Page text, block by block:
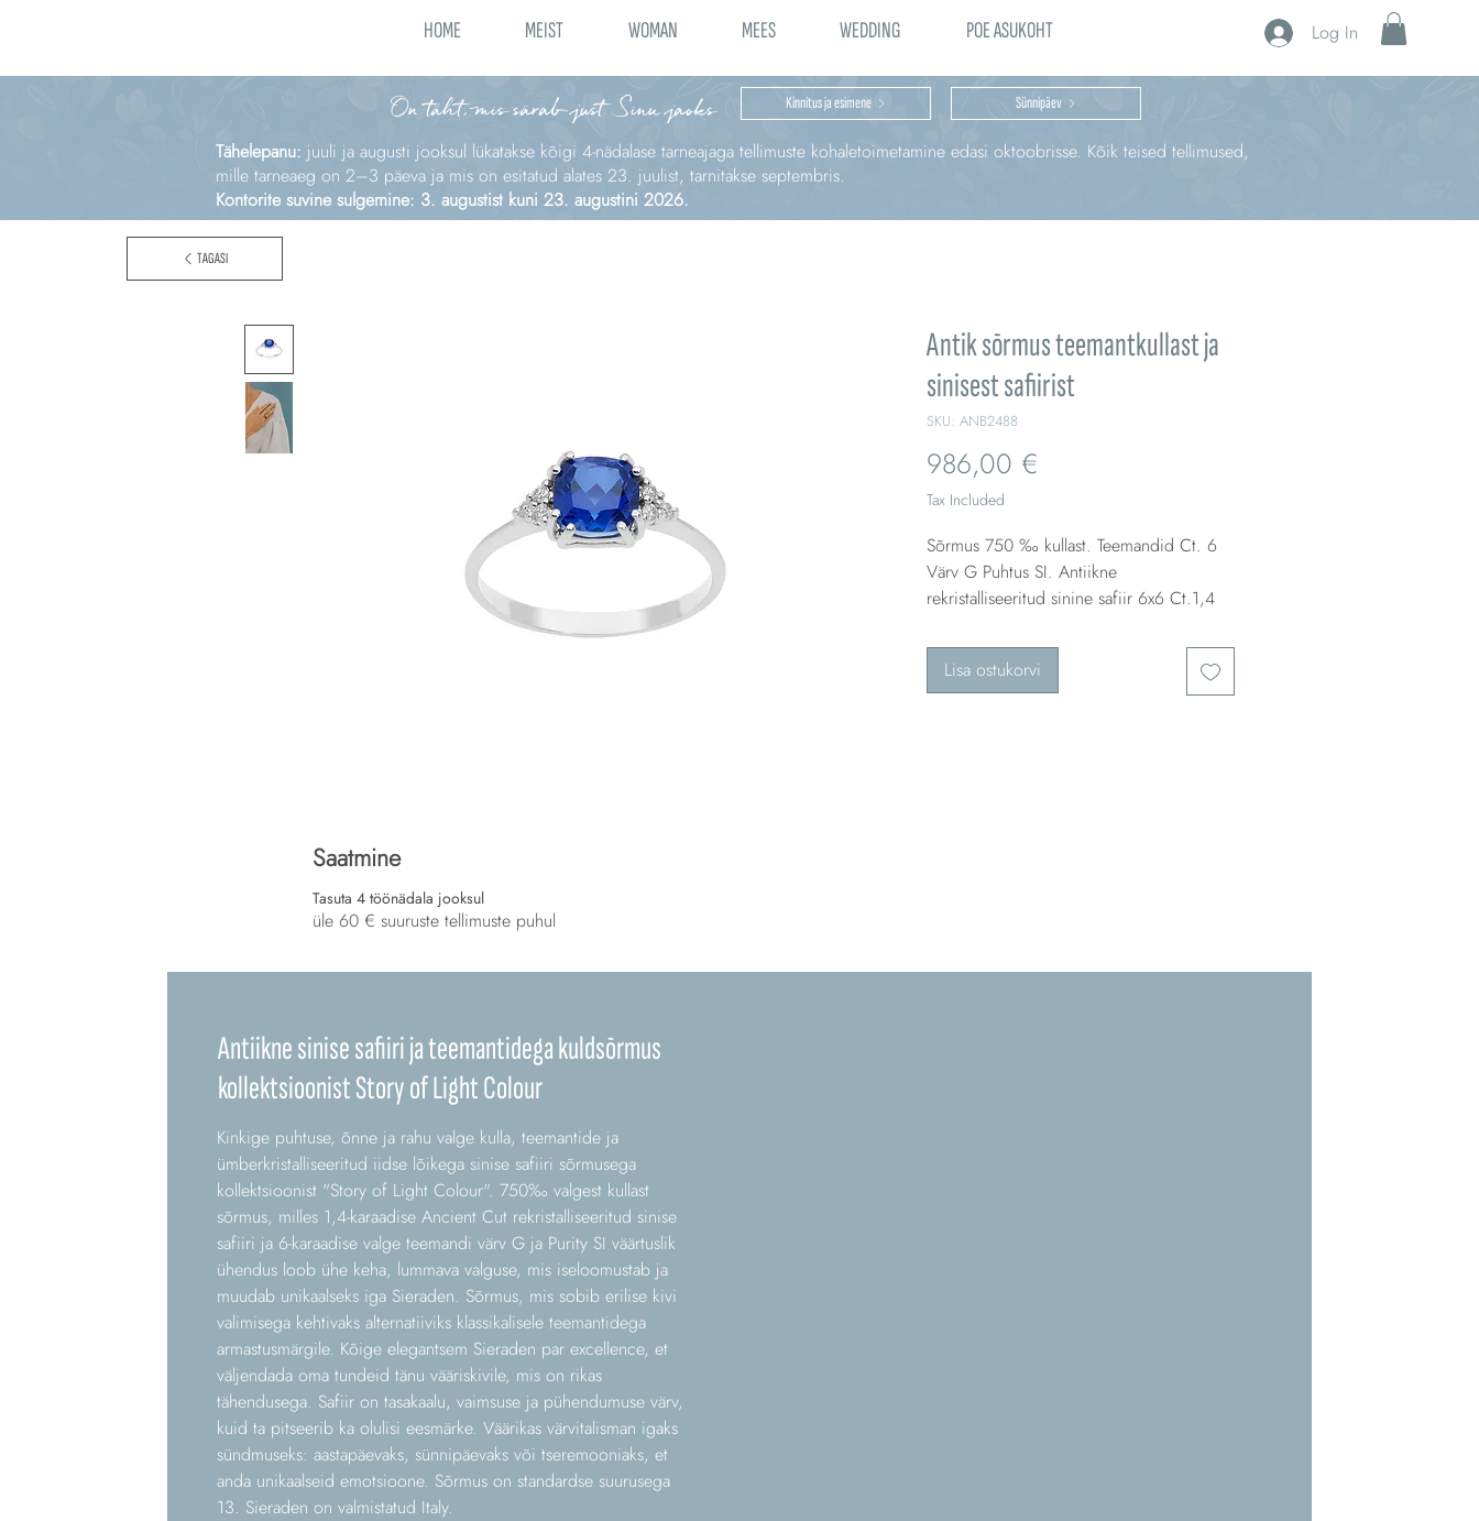
HOME MEIST WOMAN MEES WEDDING POE ASUKOHT Log In
On täht, mis särab just Sinu jaoks Kinnitus ja esimene Sünnipäev
Tähelepanu: juuli ja augusti jooksul lükatakse kõigi 4‑nädalase tarneajaga tellimuste kohaletoimetamine edasi oktoobrisse. Kõik teised tellimused,
mille tarneaeg on 2–3 päeva ja mis on esitatud alates 23. juulist, tarnitakse septembris.
Kontorite suvine sulgemine: 3. augustist kuni 23. augustini 2026.
Antik sõrmus teemantkullast ja
sinisest safiirist
SKU: ANB2488
986,00 €
Tax Included
Sõrmus 750 ‰ kullast. Teemandid Ct. 6
Värv G Puhtus SI. Antiikne
rekristalliseeritud sinine safiir 6x6 Ct.1,4
Lisa ostukorvi
TAGASI
Saatmine
Tasuta 4 töönädala jooksul
üle 60 € suuruste tellimuste puhul
Antiikne sinise safiiri ja teemantidega kuldsõrmus
kollektsioonist Story of Light Colour
Kinkige puhtuse, õnne ja rahu valge kulla, teemantide ja
ümberkristalliseeritud iidse lõikega sinise safiiri sõrmusega
kollektsioonist "Story of Light Colour". 750‰ valgest kullast
sõrmus, milles 1,4-karaadise Ancient Cut rekristalliseeritud sinise
safiiri ja 6-karaadise valge teemandi värv G ja Purity SI väärtuslik
ühendus loob ühe keha, lummava valguse, mis iseloomustab ja
muudab unikaalseks iga Sieraden. Sõrmus, mis sobib erilise kivi
valimisega kehtivaks alternatiiviks klassikalisele teemantidega
armastusmärgile. Kõige elegantsem Sieraden par excellence, et
väljendada oma tundeid tänu vääriskivile, mis on rikas
tähendusega. Safiir on tasakaalu, vaimsuse ja pühendumuse värv,
kuid ta pitseerib ka olulisi eesmärke. Väärikas värvitalisman igaks
sündmuseks: aastapäevaks, sünnipäevaks või tseremooniaks, et
anda unikaalseid emotsioone. Sõrmus on standardse suurusega
13. Sieraden on valmistatud Italy.